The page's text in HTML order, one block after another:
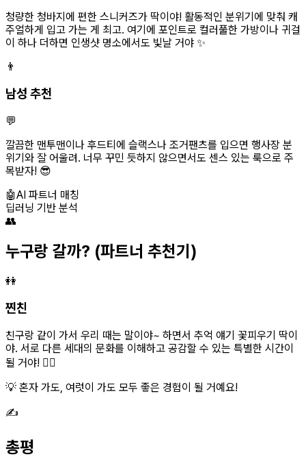
청량한 청바지에 편한 스니커즈가 딱이야! 활동적인 분위기에 맞춰 캐
주얼하게 입고 가는 게 최고. 여기에 포인트로 컬러풀한 가방이나 귀걸
이 하나 더하면 인생샷 명소에서도 빛날 거야 ✨
👨
남성 추천
💬
깔끔한 맨투맨이나 후드티에 슬랙스나 조거팬츠를 입으면 행사장 분
위기와 잘 어울려. 너무 꾸민 듯하지 않으면서도 센스 있는 룩으로 주
목받자! 😎
🤖AI 파트너 매칭
딥러닝 기반 분석
👥
누구랑 갈까? (파트너 추천기)
👭
찐친
친구랑 같이 가서 우리 때는 말이야~ 하면서 추억 얘기 꽃피우기 딱이
야. 서로 다른 세대의 문화를 이해하고 공감할 수 있는 특별한 시간이
될 거야! 👯‍♀️
💡 혼자 가도, 여럿이 가도 모두 좋은 경험이 될 거예요!
✍️
총평